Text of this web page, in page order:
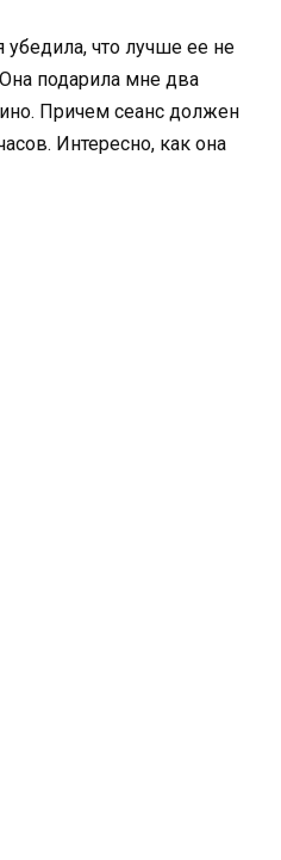
убедила, что лучше ее не
подарила мне два
Причем сеанс должен
Интересно, как она